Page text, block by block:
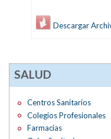
Descargar
SALUD
Centros Sanitarios
Colegios Profesionales
Farmacias